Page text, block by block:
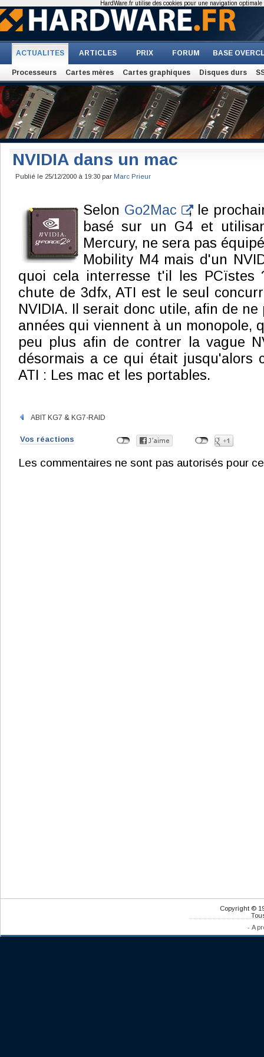
ACTUALITES ARTICLES PRIX FORUM BASE
Processeurs Cartes mères Cartes graphiques Disques durs
NVIDIA dans un mac
Publié le 25/12/2000 à 19:30 par Marc Prieur
Selon Go2Mac , le
basé sur un G4 et
Mercury, ne sera pas
Mobility M4 mais d'un
quoi cela interresse t'il les PCïstes
chute de 3dfx, ATI est le seul
NVIDIA. Il serait donc utile, afin de
années qui viennent à un monopole,
peu plus afin de contrer la vague
désormais a ce qui était jusqu'alors
ATI : Les mac et les portables.
ABIT KG7 & KG7-RAID
Vos réactions
Les commentaires ne sont pas autorisés pour
Copyright ©
- A
HardWare.fr utilise des cookies pour une navigation